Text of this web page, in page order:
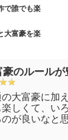
で誰でも楽
大富豪を楽
豪のルールが
大富豪に加
しくて、い
のが良いなと